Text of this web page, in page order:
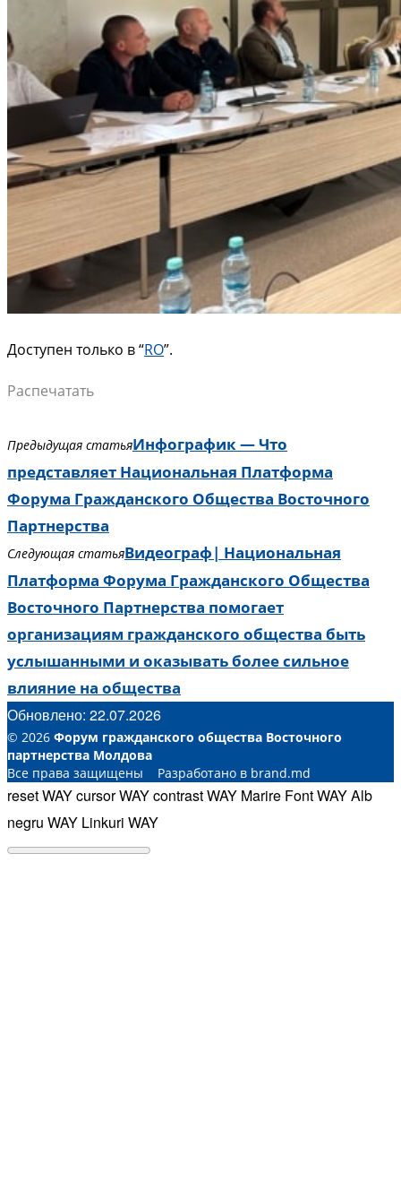
Доступен только в “RO”.
Распечатать
Предыдущая статьяИнфографик — Что
представляет Национальная Платформа
Форума Гражданского Общества Восточного
Партнерства
Следующая статьяВидеограф| Национальная
Платформа Форума Гражданского Общества
Восточного Партнерства помогает
организациям гражданского общества быть
услышанными и оказывать более сильное
влияние на общества
Обновлено: 22.07.2026
© 2026 Форум гражданского общества Восточного
партнерства Молдова
Все права защищены Разработано в brand.md
reset WAYcursor WAYcontrast WAY Marire Font WAYAlb
negru WAY Linkuri WAY